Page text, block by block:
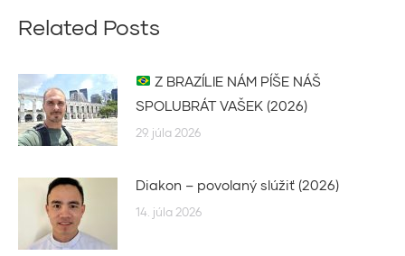
Related Posts
Z BRAZÍLIE NÁM PÍŠE NÁŠ
SPOLUBRÁT VAŠEK (2026)
29. júla 2026
Diakon – povolaný slúžiť (2026)
14. júla 2026